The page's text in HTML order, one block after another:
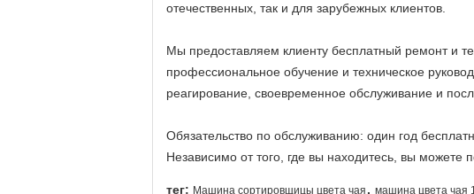
отечественных, так и для зарубежных клиентов.
Мы предоставляем клиенту бесплатный ремонт и
профессиональное обучение и техническое
реагирование, своевременное обслуживание и
Обязательство по обслуживанию: один год
Независимо от того, где вы находитесь, вы можете
тег: Машина сортировщицы цвета чая , машина цвета чая